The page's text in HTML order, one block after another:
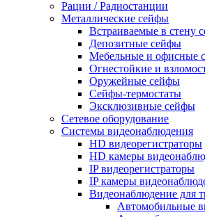
Рации / Радиостанции
Металлические сейфы
Встраиваемые в стену
Депозитные сейфы
Мебельные и офисные
Огнестойкие и
Оружейные сейфы
Сейфы-термостаты
Эксклюзивные сейфы
Сетевое оборудование
Системы видеонаблюдения
HD видеорегистраторы
HD камеры
IP видеорегистраторы
IP камеры
Видеонаблюдение для
Автомобильные